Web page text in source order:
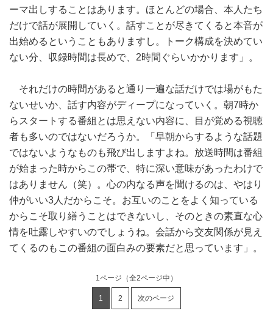
ーマ出しすることはあります。ほとんどの場合、本人たち
だけで話が展開していく。話すことが尽きてくると本音が
出始めるということもありますし。トーク構成を決めてい
ない分、収録時間は長めで、2時間ぐらいかかります」。
それだけの時間があると通り一遍な話だけでは場がもた
ないせいか、話す内容がディープになっていく。朝7時か
らスタートする番組とは思えない内容に、目が覚める視聴
者も多いのではないだろうか。「早朝からするような話題
ではないようなものも飛び出しますよね。放送時間は番組
が始まった時からこの帯で、特に深い意味があったわけで
はありません（笑）。心の内なる声を聞けるのは、やはり
仲がいい3人だからこそ。お互いのことをよく知っている
からこそ取り繕うことはできないし、そのときの素直な心
情を吐露しやすいのでしょうね。会話から交友関係が見え
てくるのもこの番組の面白みの要素だと思っています」。
1ページ （全2ページ中）
1 2 次のページ